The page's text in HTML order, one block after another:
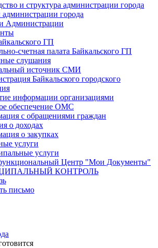
и структура администрации города
города
Администрации
ГП
счетная палата Байкальского ГП
слушания
источник СМИ
Байкальского городского
информации организациями
обеспечение ОМС
с обращениями граждан
о доходах
о закупках
услуги
услуги
Центр "Мои Документы"
КОНТРОЛЬ
письмо